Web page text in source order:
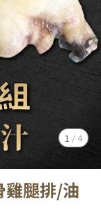
1 / 4
雞腿排/油